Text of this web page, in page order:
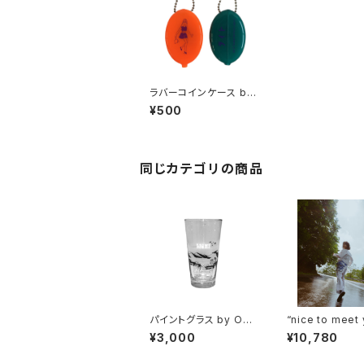
ラバーコインケース by
苦虫ツヨシ
¥500
同じカテゴリの商品
パイントグラス by OGA
WA YOHEI
¥3,000
“nice to meet
スカーフ
¥10,780